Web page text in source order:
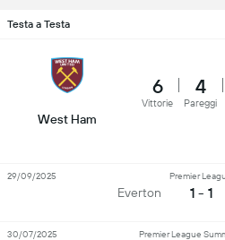
Testa a Testa
West Ham
6
Vittorie
4
Pareggi
Everton
Premier
1 - 1
29/09/2025
Premier League
30/07/2025